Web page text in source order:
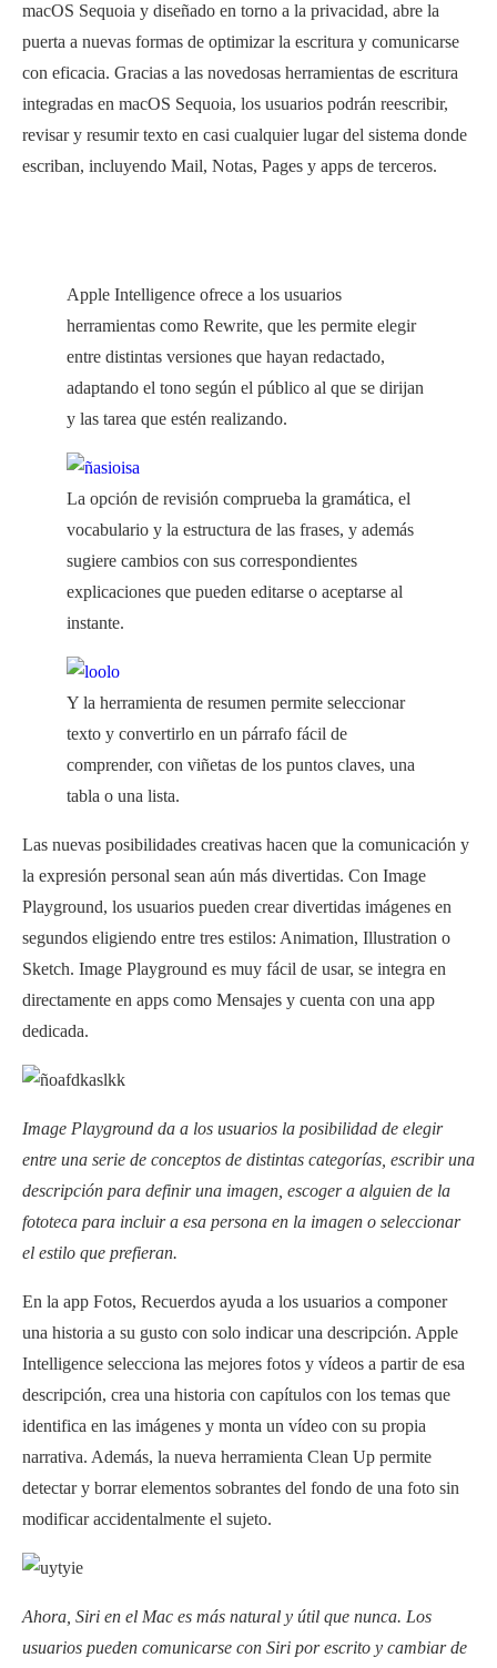
macOS Sequoia y diseñado en torno a la privacidad, abre la
puerta a nuevas formas de optimizar la escritura y comunicarse
con eficacia. Gracias a las novedosas herramientas de escritura
integradas en macOS Sequoia, los usuarios podrán reescribir,
revisar y resumir texto en casi cualquier lugar del sistema donde
escriban, incluyendo Mail, Notas, Pages y apps de terceros.
Apple Intelligence ofrece a los usuarios
herramientas como Rewrite, que les permite elegir
entre distintas versiones que hayan redactado,
adaptando el tono según el público al que se dirijan
y las tarea que estén realizando.
La opción de revisión comprueba la gramática, el
vocabulario y la estructura de las frases, y además
sugiere cambios con sus correspondientes
explicaciones que pueden editarse o aceptarse al
instante.
Y la herramienta de resumen permite seleccionar
texto y convertirlo en un párrafo fácil de
comprender, con viñetas de los puntos claves, una
tabla o una lista.
Las nuevas posibilidades creativas hacen que la comunicación y
la expresión personal sean aún más divertidas. Con Image
Playground, los usuarios pueden crear divertidas imágenes en
segundos eligiendo entre tres estilos: Animation, Illustration o
Sketch. Image Playground es muy fácil de usar, se integra en
directamente en apps como Mensajes y cuenta con una app
dedicada.
Image Playground da a los usuarios la posibilidad de elegir
entre una serie de conceptos de distintas categorías, escribir una
descripción para definir una imagen, escoger a alguien de la
fototeca para incluir a esa persona en la imagen o seleccionar
el estilo que prefieran.
En la app Fotos, Recuerdos ayuda a los usuarios a componer
una historia a su gusto con solo indicar una descripción. Apple
Intelligence selecciona las mejores fotos y vídeos a partir de esa
descripción, crea una historia con capítulos con los temas que
identifica en las imágenes y monta un vídeo con su propia
narrativa. Además, la nueva herramienta Clean Up permite
detectar y borrar elementos sobrantes del fondo de una foto sin
modificar accidentalmente el sujeto.
Ahora, Siri en el Mac es más natural y útil que nunca. Los
usuarios pueden comunicarse con Siri por escrito y cambiar de